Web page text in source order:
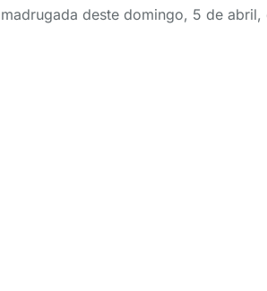
madrugada deste domingo, 5 de